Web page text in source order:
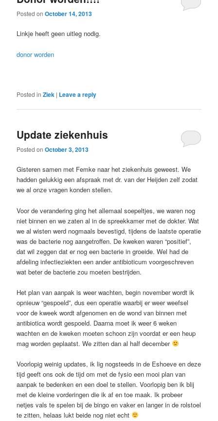
Posted onOctober 14, 2013
Linkje heeft geen uitleg nodig.
donor worden
Posted in Ziek | Leave a reply
Update ziekenhuis
Posted onOctober 3, 2013
Gisteren samen met Femke naar het ziekenhuis geweest. We
hadden gelukkig een afspraak met dr. van der Heijden zelf zodat
we al onze vragen konden stellen.
Voor de verandering ging het allemaal soepeltjes, we waren nog
niet binnen en we zaten al in de spreekkamer met de dokter. Wat
we al wisten werd nogmaals bevestigd, tijdens de laatste operatie
was de bacterie nog aangetroffen. De kweken waren “positief”,
dat wil zeggen dat er nog een bacterie in groeide. Wel had de
afdeling infectieziekten een ander antibioticum voorgeschreven
wat beter de bacterie zou moeten bestrijden.
Het plan van aanpak is weer wachten, begin november wordt ik
opnieuw “gespoeld”, dus een operatie waarbij er weer weefsel
voor de kweek wordt afgenomen en de wond van binnen met
antibiotica wordt gespoeld. Daarna moet ik weer 6 weken
wachten en de kweken moeten schoon zijn voordat er een heup
mag worden geplaatst. We zitten dan al half december
Voorlopig weinig updates, ik lig nogsteeds in de Eshoeve en deze
tijd geeft ons ook de tijd om met de fysio een mooi plan van
aanpak te bedenken en een doel te stellen. Voorlopig ben ik blij
met de kleine vorderingen die ik af en toe maak. Ik probeer
netjes vals te spelen bij de bingo en vaker en langer in de rolstoel
te zitten, helaas lukt beide nog niet echt